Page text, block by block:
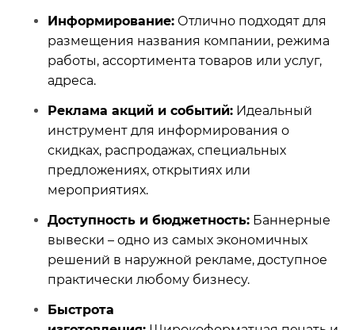
Информирование: Отлично подходят для
размещения названия компании, режима
работы, ассортимента товаров или услуг,
адреса.
Реклама акций и событий: Идеальный
инструмент для информирования о
скидках, распродажах, специальных
предложениях, открытиях или
мероприятиях.
Доступность и бюджетность: Баннерные
вывески – одно из самых экономичных
решений в наружной рекламе, доступное
практически любому бизнесу.
Быстрота